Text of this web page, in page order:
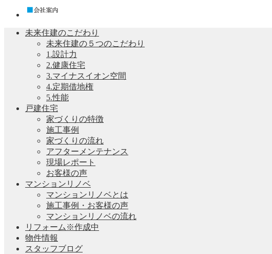
未来住建のこだわり
未来住建の５つのこだわり
1.設計力
2.健康住宅
3.マイナスイオン空間
4.定期借地権
5.性能
戸建住宅
家づくりの特徴
施工事例
家づくりの流れ
アフターメンテナンス
現場レポート
お客様の声
マンションリノベ
マンションリノベとは
施工事例・お客様の声
マンションリノベの流れ
リフォーム※作成中
物件情報
スタッフブログ